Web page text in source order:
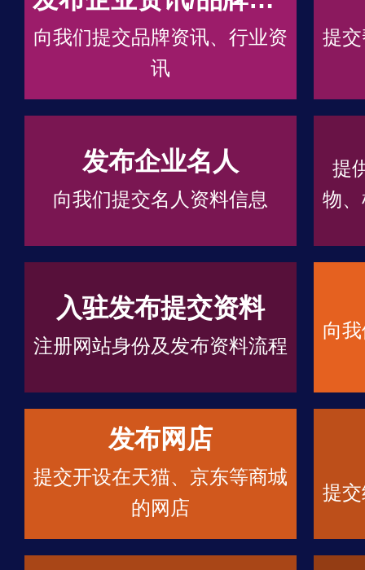
向我们提交品牌资讯、行业资
讯
提
发布企业名人
向我们提交名人资料信息
提
物
入驻发布提交资料
注册网站身份及发布资料流程
向
发布网店
提交开设在天猫、京东等商城
的网店
提